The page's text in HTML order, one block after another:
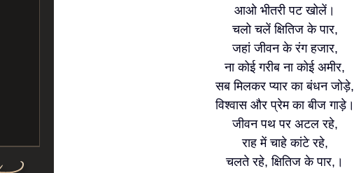
आओ भीतरी पट खोलें।
चलो चलें क्षितिज के पार,
जहां जीवन के रंग हजार,
ना कोई गरीब ना कोई अमीर,
सब मिलकर प्यार का बंधन जोड़े,
विश्वास और प्रेम का बीज गाड़े।
जीवन पथ पर अटल रहे,
राह में चाहे कांटे रहे,
चलते रहे, क्षितिज के पार,।